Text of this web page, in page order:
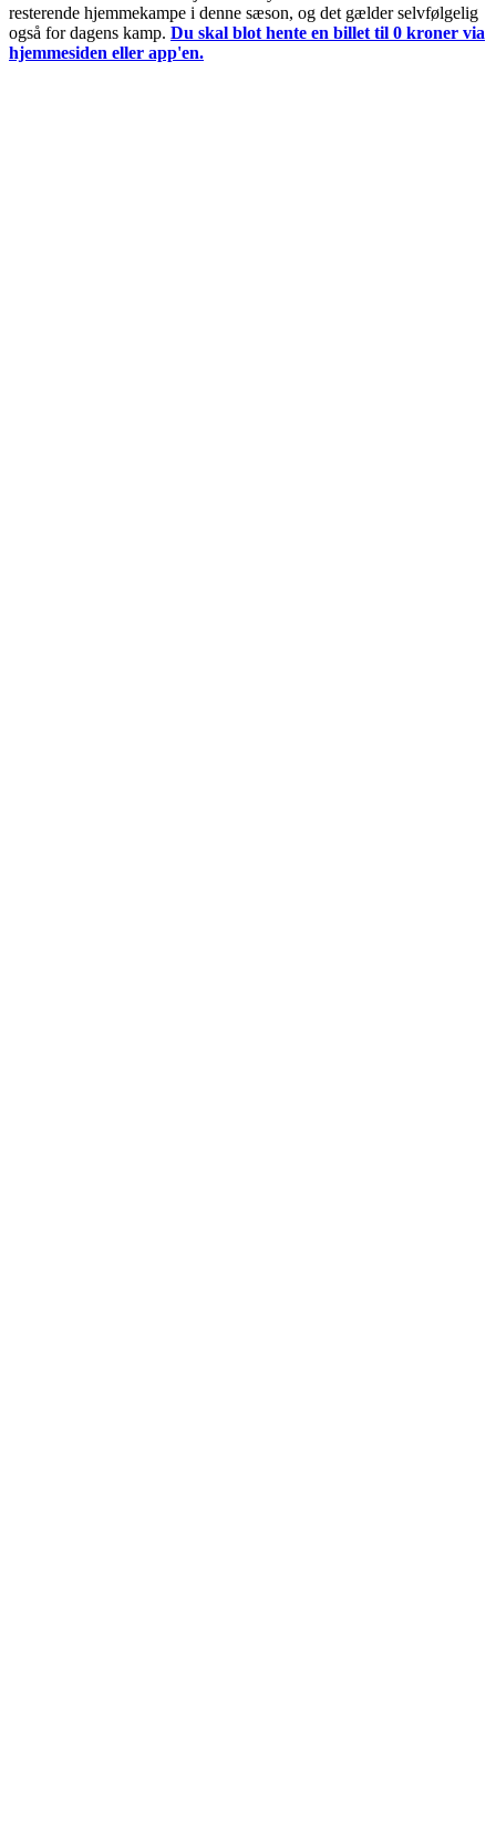
resterende hjemmekampe i denne sæson, og det gælder selvfølgelig
også for dagens kamp. Du skal blot hente en billet til 0 kroner via
hjemmesiden eller app'en.